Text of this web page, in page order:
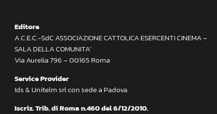
Editore
A.C.E.C.-SdC ASSOCIAZIONE CATTOLICA ESERCENTI CINEMA –
SALA DELLA COMUNITA’
Via Aurelia 796 – 00165 Roma
Service Provider
Ids & Unitelm srl con sede a Padova
Iscriz. Trib. di Roma n.460 del 6/12/2010.